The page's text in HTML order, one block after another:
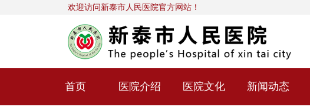
欢迎访问新泰市人民医院官方网站！
首页 医院介绍 医院文化 新闻动态